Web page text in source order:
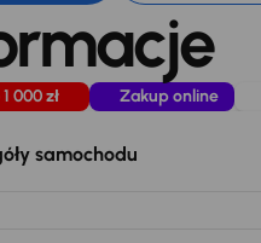
000 zł Zakup online
samochodu